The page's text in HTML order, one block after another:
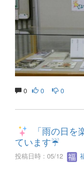
0 0 0
「雨の日
ています☔
投稿日時 : 05/12